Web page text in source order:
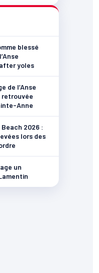
blessé
yoles
de l’Anse
retrouvée
Anne
2026 :
lors des
un